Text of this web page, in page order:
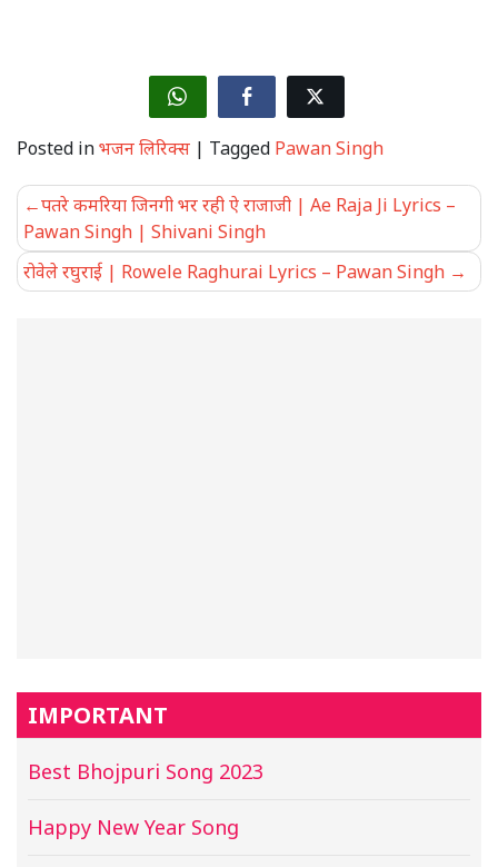
Posted inभजन लिरिक्स | Tagged Pawan Singh
Post
navigation
पतरे कमरिया जिनगी भर रही ऐ राजाजी | Ae Raja Ji Lyrics –
Pawan Singh | Shivani Singh
रोवेले रघुराई | Rowele Raghurai Lyrics – Pawan Singh
IMPORTANT
Best Bhojpuri Song 2023
Happy New Year Song